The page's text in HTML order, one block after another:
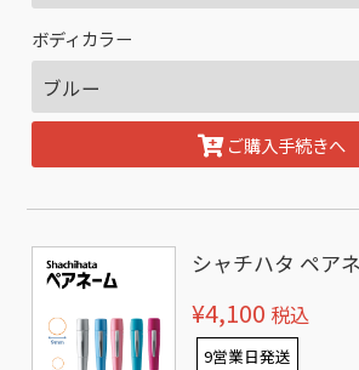
ボディカラー
ご購入手続きへ
シャチハタ ペア
¥4,100 税込
9営業日発送